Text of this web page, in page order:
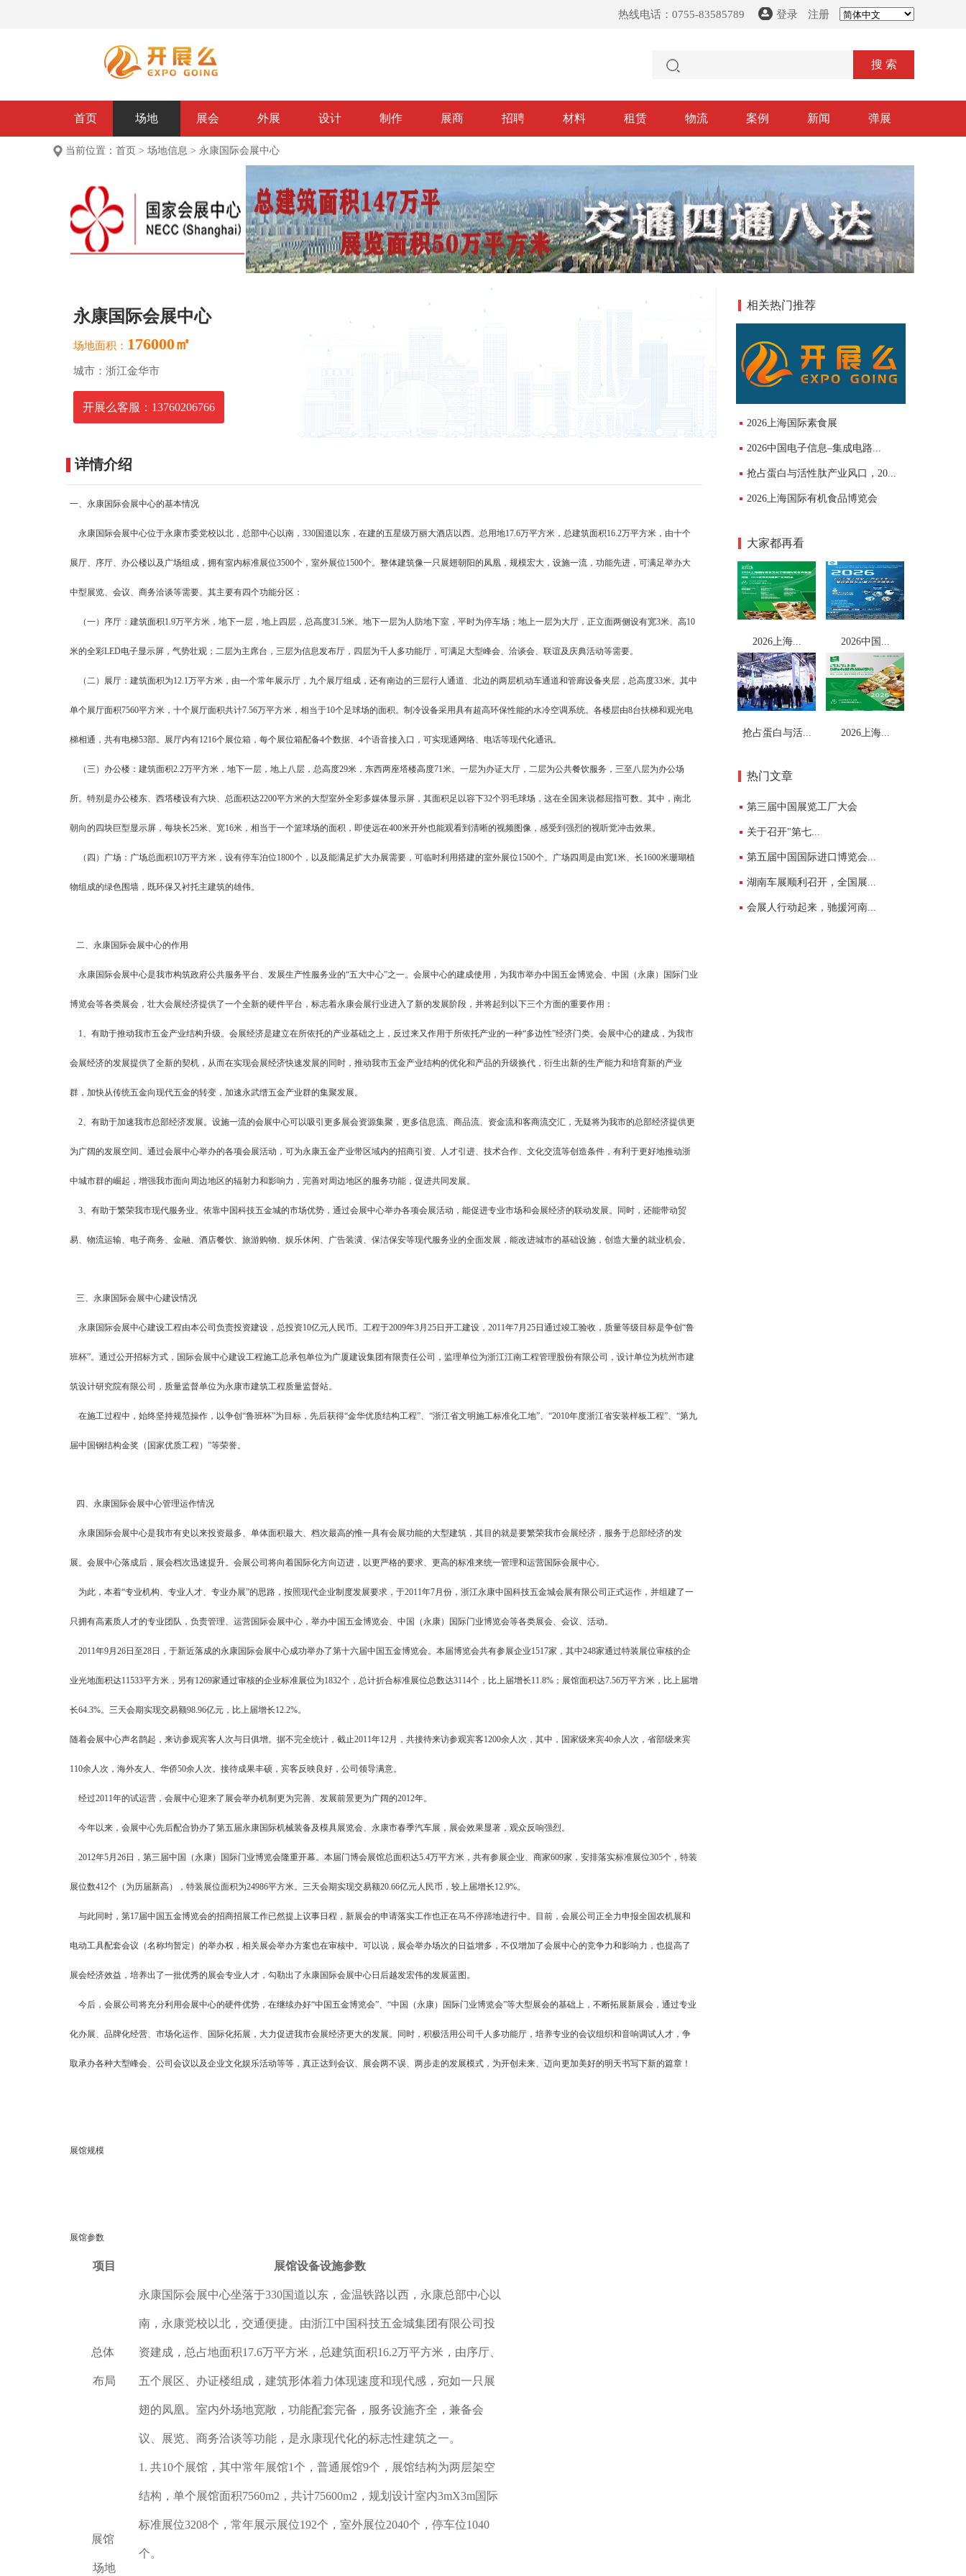
热线电话：0755-83585789 登录 注册
搜 索
首页 场地 展会 外展 设计 制作 展商 招聘 材料 租赁 物流 案例 新闻 弹展
当前位置： 首页 > 场地信息 > 永康国际会展中心
永康国际会展中心
场地面积： 176000㎡
城市：浙江金华市
开展么客服：13760206766
详情介绍
一、永康国际会展中心的基本情况
永康国际会展中心位于永康市委党校以北，总部中心以南，330国道以东，在建的五星级万丽大酒店以西。总用地17.6万平方米，总建筑面积16.2万平方米，由十个
展厅、序厅、办公楼以及广场组成，拥有室内标准展位3500个，室外展位1500个。整体建筑像一只展翅朝阳的凤凰，规模宏大，设施一流，功能先进，可满足举办大
中型展览、会议、商务洽谈等需要。其主要有四个功能分区：
（一）序厅：建筑面积1.9万平方米，地下一层，地上四层，总高度31.5米。地下一层为人防地下室，平时为停车场；地上一层为大厅，正立面两侧设有宽3米、高10
米的全彩LED电子显示屏，气势壮观；二层为主席台，三层为信息发布厅，四层为千人多功能厅，可满足大型峰会、洽谈会、联谊及庆典活动等需要。
（二）展厅：建筑面积为12.1万平方米，由一个常年展示厅，九个展厅组成，还有南边的三层行人通道、北边的两层机动车通道和管廊设备夹层，总高度33米。其中
单个展厅面积7560平方米，十个展厅面积共计7.56万平方米，相当于10个足球场的面积。制冷设备采用具有超高环保性能的水冷空调系统。各楼层由8台扶梯和观光电
梯相通，共有电梯53部。展厅内有1216个展位箱，每个展位箱配备4个数据、4个语音接入口，可实现通网络、电话等现代化通讯。
（三）办公楼：建筑面积2.2万平方米，地下一层，地上八层，总高度29米，东西两座塔楼高度71米。一层为办证大厅，二层为公共餐饮服务，三至八层为办公场
所。特别是办公楼东、西塔楼设有六块、总面积达2200平方米的大型室外全彩多媒体显示屏，其面积足以容下32个羽毛球场，这在全国来说都屈指可数。其中，南北
朝向的四块巨型显示屏，每块长25米、宽16米，相当于一个篮球场的面积，即使远在400米开外也能观看到清晰的视频图像，感受到强烈的视听觉冲击效果。
（四）广场：广场总面积10万平方米，设有停车泊位1800个，以及能满足扩大办展需要，可临时利用搭建的室外展位1500个。广场四周是由宽1米、长1600米珊瑚植
物组成的绿色围墙，既环保又衬托主建筑的雄伟。
二、永康国际会展中心的作用
永康国际会展中心是我市构筑政府公共服务平台、发展生产性服务业的“五大中心”之一。会展中心的建成使用，为我市举办中国五金博览会、中国（永康）国际门业
博览会等各类展会，壮大会展经济提供了一个全新的硬件平台，标志着永康会展行业进入了新的发展阶段，并将起到以下三个方面的重要作用：
1、有助于推动我市五金产业结构升级。会展经济是建立在所依托的产业基础之上，反过来又作用于所依托产业的一种“多边性”经济门类。会展中心的建成，为我市
会展经济的发展提供了全新的契机，从而在实现会展经济快速发展的同时，推动我市五金产业结构的优化和产品的升级换代，衍生出新的生产能力和培育新的产业
群，加快从传统五金向现代五金的转变，加速永武缙五金产业群的集聚发展。
2、有助于加速我市总部经济发展。设施一流的会展中心可以吸引更多展会资源集聚，更多信息流、商品流、资金流和客商流交汇，无疑将为我市的总部经济提供更
为广阔的发展空间。通过会展中心举办的各项会展活动，可为永康五金产业带区域内的招商引资、人才引进、技术合作、文化交流等创造条件，有利于更好地推动浙
中城市群的崛起，增强我市面向周边地区的辐射力和影响力，完善对周边地区的服务功能，促进共同发展。
3、有助于繁荣我市现代服务业。依靠中国科技五金城的市场优势，通过会展中心举办各项会展活动，能促进专业市场和会展经济的联动发展。同时，还能带动贸
易、物流运输、电子商务、金融、酒店餐饮、旅游购物、娱乐休闲、广告装潢、保洁保安等现代服务业的全面发展，能改进城市的基础设施，创造大量的就业机会。
三、永康国际会展中心建设情况
永康国际会展中心建设工程由本公司负责投资建设，总投资10亿元人民币。工程于2009年3月25日开工建设，2011年7月25日通过竣工验收，质量等级目标是争创“鲁
班杯”。通过公开招标方式，国际会展中心建设工程施工总承包单位为广厦建设集团有限责任公司，监理单位为浙江江南工程管理股份有限公司，设计单位为杭州市建
筑设计研究院有限公司，质量监督单位为永康市建筑工程质量监督站。
在施工过程中，始终坚持规范操作，以争创“鲁班杯”为目标，先后获得“金华优质结构工程”、“浙江省文明施工标准化工地”、“2010年度浙江省安装样板工程”、“第九
届中国钢结构金奖（国家优质工程）”等荣誉。
四、永康国际会展中心管理运作情况
永康国际会展中心是我市有史以来投资最多、单体面积最大、档次最高的惟一具有会展功能的大型建筑，其目的就是要繁荣我市会展经济，服务于总部经济的发
展。会展中心落成后，展会档次迅速提升。会展公司将向着国际化方向迈进，以更严格的要求、更高的标准来统一管理和运营国际会展中心。
为此，本着“专业机构、专业人才、专业办展”的思路，按照现代企业制度发展要求，于2011年7月份，浙江永康中国科技五金城会展有限公司正式运作，并组建了一
只拥有高素质人才的专业团队，负责管理、运营国际会展中心，举办中国五金博览会、中国（永康）国际门业博览会等各类展会、会议、活动。
2011年9月26日至28日，于新近落成的永康国际会展中心成功举办了第十六届中国五金博览会。本届博览会共有参展企业1517家，其中248家通过特装展位审核的企
业光地面积达11533平方米，另有1269家通过审核的企业标准展位为1832个，总计折合标准展位总数达3114个，比上届增长11.8%；展馆面积达7.56万平方米，比上届增
长64.3%。三天会期实现交易额98.96亿元，比上届增长12.2%。
随着会展中心声名鹊起，来访参观宾客人次与日俱增。据不完全统计，截止2011年12月，共接待来访参观宾客1200余人次，其中，国家级来宾40余人次，省部级来宾
110余人次，海外友人、华侨50余人次。接待成果丰硕，宾客反映良好，公司领导满意。
经过2011年的试运营，会展中心迎来了展会举办机制更为完善、发展前景更为广阔的2012年。
今年以来，会展中心先后配合协办了第五届永康国际机械装备及模具展览会、永康市春季汽车展，展会效果显著，观众反响强烈。
2012年5月26日，第三届中国（永康）国际门业博览会隆重开幕。本届门博会展馆总面积达5.4万平方米，共有参展企业、商家609家，安排落实标准展位305个，特装
展位数412个（为历届新高），特装展位面积为24986平方米。三天会期实现交易额20.66亿元人民币，较上届增长12.9%。
与此同时，第17届中国五金博览会的招商招展工作已然提上议事日程，新展会的申请落实工作也正在马不停蹄地进行中。目前，会展公司正全力申报全国农机展和
电动工具配套会议（名称均暂定）的举办权，相关展会举办方案也在审核中。可以说，展会举办场次的日益增多，不仅增加了会展中心的竞争力和影响力，也提高了
展会经济效益，培养出了一批优秀的展会专业人才，勾勒出了永康国际会展中心日后越发宏伟的发展蓝图。
今后，会展公司将充分利用会展中心的硬件优势，在继续办好“中国五金博览会”、“中国（永康）国际门业博览会”等大型展会的基础上，不断拓展新展会，通过专业
化办展、品牌化经营、市场化运作、国际化拓展，大力促进我市会展经济更大的发展。同时，积极活用公司千人多功能厅，培养专业的会议组织和音响调试人才，争
取承办各种大型峰会、公司会议以及企业文化娱乐活动等等，真正达到会议、展会两不误、两步走的发展模式，为开创未来、迈向更加美好的明天书写下新的篇章！
展馆规模
展馆参数
项目 展馆设备设施参数
总体
布局
永康国际会展中心坐落于330国道以东，金温铁路以西，永康总部中心以
南，永康党校以北，交通便捷。由浙江中国科技五金城集团有限公司投
资建成，总占地面积17.6万平方米，总建筑面积16.2万平方米，由序厅、
五个展区、办证楼组成，建筑形体着力体现速度和现代感，宛如一只展
翅的凤凰。室内外场地宽敞，功能配套完备，服务设施齐全，兼备会
议、展览、商务洽谈等功能，是永康现代化的标志性建筑之一。
展馆
场地
1. 共10个展馆，其中常年展馆1个，普通展馆9个，展馆结构为两层架空
结构，单个展馆面积7560m2，共计75600m2，规划设计室内3mX3m国际
标准展位3208个，常年展示展位192个，室外展位2040个，停车位1040
个。
相关热门推荐
2026上海国际素食展
2026中国电子信息–集成电路...
抢占蛋白与活性肽产业风口，20...
2026上海国际有机食品博览会
大家都再看
2026上海... 2026中国...
抢占蛋白与活... 2026上海...
热门文章
第三届中国展览工厂大会
关于召开"第七...
第五届中国国际进口博览会...
湖南车展顺利召开，全国展...
会展人行动起来，驰援河南...